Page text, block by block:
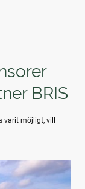
BRIS
varit möjligt, vill